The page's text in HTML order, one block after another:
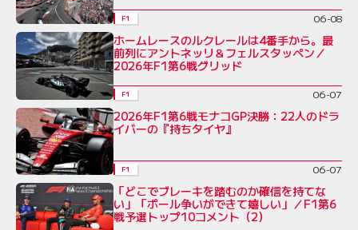
F1 06-08
ホームレースのルクレールは4番手から。最
前列にアントネッリ＆フェルスタッペン／
2026年F1第6戦グリッド
F1 06-07
2026年F1第6戦モナコGP決勝：22人のドラ
イバーの『持ちタイヤ』
F1 06-07
「どこでブレーキを踏むのか確信を持てな
い」「ポール争いができて嬉しい」／F1第6
戦予選トップ10コメント（2）